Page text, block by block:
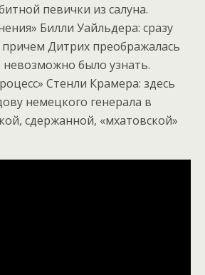
певички из салуна.
Билли Уайльдера: сразу
Дитрих преображалась
невозможно было узнать.
Стенли Крамера: здесь
немецкого генерала в
сдержанной, «мхатовской»